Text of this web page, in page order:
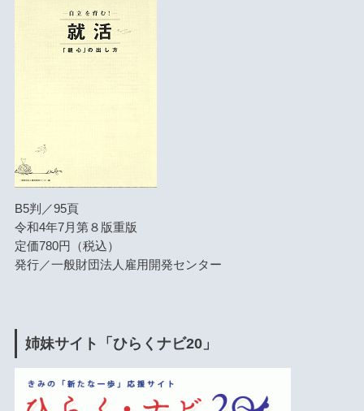
B5判／95頁
令和4年7月第８版重版
定価780円（税込）
発行／一般財団法人雇用開発センター
姉妹サイト「ひらくナビ20」